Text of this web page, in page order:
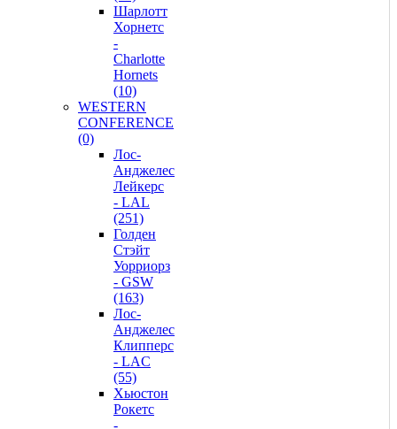
Шарлотт
Хорнетс
-
Charlotte
Hornets
(10)
WESTERN
CONFERENCE
(0)
Лос-
Анджелес
Лейкерс
- LAL
(251)
Голден
Стэйт
Уорриорз
- GSW
(163)
Лос-
Анджелес
Клипперс
- LAC
(55)
Хьюстон
Рокетс
-